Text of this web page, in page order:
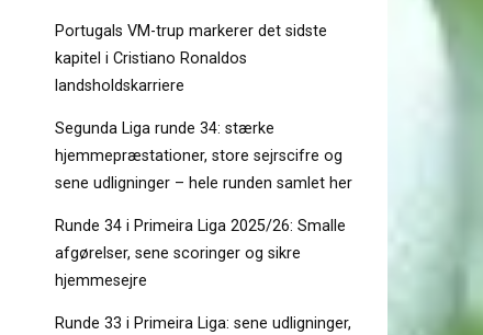
Portugals VM-trup markerer det sidste
kapitel i Cristiano Ronaldos
landsholdskarriere
Segunda Liga runde 34: stærke
hjemmepræstationer, store sejrscifre og
sene udligninger – hele runden samlet her
Runde 34 i Primeira Liga 2025/26: Smalle
afgørelser, sene scoringer og sikre
hjemmesejre
Runde 33 i Primeira Liga: sene udligninger,